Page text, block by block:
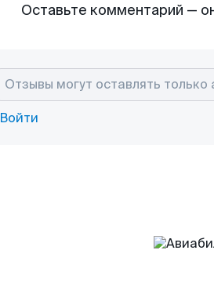
Оставьте комментарий —
Войти